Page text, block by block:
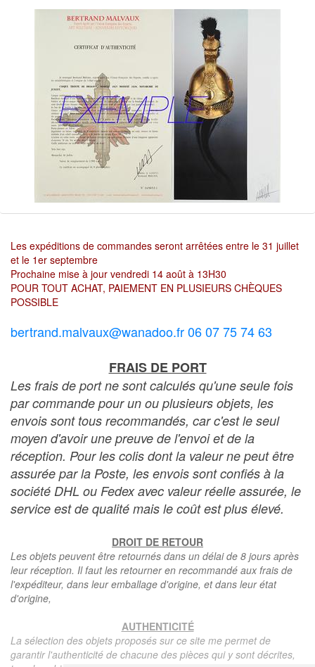
Les expéditions de commandes seront arrêtées entre le 31 juillet
et le 1er septembre
Prochaine mise à jour vendredi 14 août à 13H30
POUR TOUT ACHAT, PAIEMENT EN PLUSIEURS CHÈQUES
POSSIBLE
bertrand.malvaux@wanadoo.fr 06 07 75 74 63
FRAIS DE PORT
Les frais de port ne sont calculés qu'une seule fois
par commande pour un ou plusieurs objets, les
envois sont tous recommandés, car c'est le seul
moyen d'avoir une preuve de l'envoi et de la
réception. Pour les colis dont la valeur ne peut être
assurée par la Poste, les envois sont confiés à la
société DHL ou Fedex avec valeur réelle assurée, le
service est de qualité mais le coût est plus élevé.
DROIT DE RETOUR
Les objets peuvent être retournés dans un délai de 8 jours après
leur réception. Il faut les retourner en recommandé aux frais de
l'expéditeur, dans leur emballage d'origine, et dans leur état
d'origine,
AUTHENTICITÉ
La sélection des objets proposés sur ce site me permet de
garantir l'authenticité de chacune des pièces qui y sont décrites,